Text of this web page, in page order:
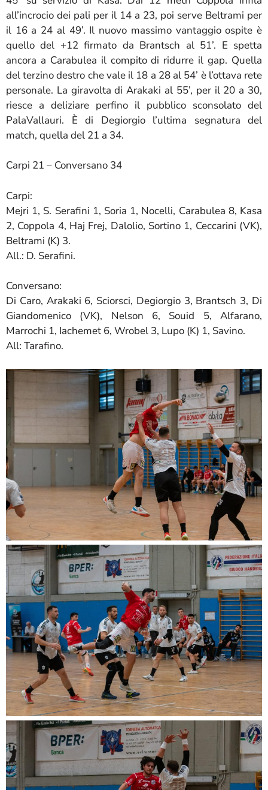
all’incrocio dei pali per il 14 a 23, poi serve Beltrami per
il 16 a 24 al 49’. Il nuovo massimo vantaggio ospite è
quello del +12 firmato da Brantsch al 51’. E spetta
ancora a Carabulea il compito di ridurre il gap. Quella
del terzino destro che vale il 18 a 28 al 54’ è l’ottava rete
personale. La giravolta di Arakaki al 55’, per il 20 a 30,
riesce a deliziare perfino il pubblico sconsolato del
PalaVallauri. È di Degiorgio l’ultima segnatura del
match, quella del 21 a 34.
Carpi 21 – Conversano 34
Carpi:
Mejri 1, S. Serafini 1, Soria 1, Nocelli, Carabulea 8, Kasa
2, Coppola 4, Haj Frej, Dalolio, Sortino 1, Ceccarini (VK),
Beltrami (K) 3.
All.: D. Serafini.
Conversano:
Di Caro, Arakaki 6, Sciorsci, Degiorgio 3, Brantsch 3, Di
Giandomenico (VK), Nelson 6, Souid 5, Alfarano,
Marrochi 1, Iachemet 6, Wrobel 3, Lupo (K) 1, Savino.
All: Tarafino.